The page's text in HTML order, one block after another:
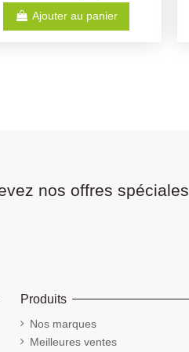
Voir
nos offres spéciales
Produits
Nos marques
Meilleures ventes